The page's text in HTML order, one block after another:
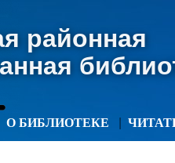
районная
О БИБЛИОТЕКЕ